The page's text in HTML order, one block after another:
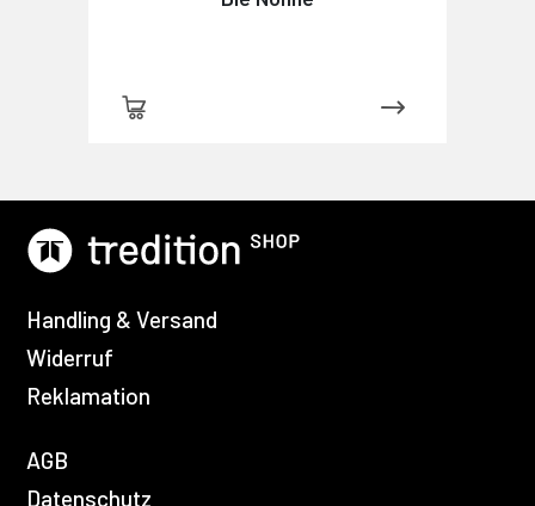
Handling & Versand
Widerruf
Reklamation
AGB
Datenschutz